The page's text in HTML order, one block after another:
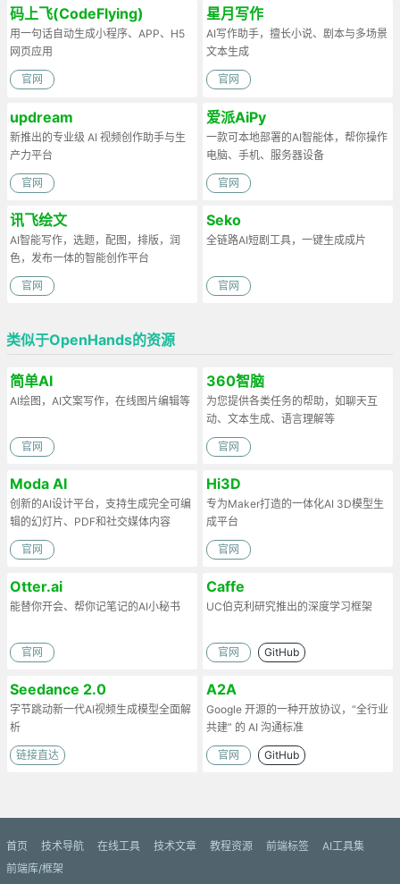
码上飞(CodeFlying)
用一句话自动生成小程序、APP、H5
网页应用
官网
星月写作
AI写作助手，擅长小说、剧本与多场景
文本生成
官网
updream
新推出的专业级 AI 视频创作助手与生
产力平台
官网
爱派AiPy
一款可本地部署的AI智能体，帮你操作
电脑、手机、服务器设备
官网
讯飞绘文
AI智能写作，选题，配图，排版，润
色，发布一体的智能创作平台
官网
Seko
全链路AI短剧工具，一键生成成片
官网
类似于OpenHands的资源
简单AI
AI绘图，AI文案写作，在线图片编辑等
官网
360智脑
为您提供各类任务的帮助，如聊天互
动、文本生成、语言理解等
官网
Moda AI
创新的AI设计平台，支持生成完全可编
辑的幻灯片、PDF和社交媒体内容
官网
Hi3D
专为Maker打造的一体化AI 3D模型生
成平台
官网
Otter.ai
能替你开会、帮你记笔记的AI小秘书
官网
Caffe
UC伯克利研究推出的深度学习框架
官网 GitHub
Seedance 2.0
字节跳动新一代AI视频生成模型全面解
析
链接直达
A2A
Google 开源的一种开放协议，“全行业
共建” 的 AI 沟通标准
官网 GitHub
首页 技术导航 在线工具 技术文章 教程资源 前端标签
AI工具集
前端库/框架